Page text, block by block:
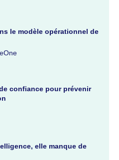
le modèle opérationnel de
confiance pour prévenir
elle manque de